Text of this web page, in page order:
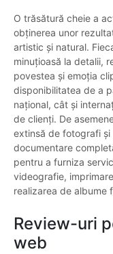
O trăsătură cheie a
obținerea unor
artistic și natural.
minuțioasă la detalii,
povestea și emoția
disponibilitatea de a
național, cât și
de clienți. De
extinsă de fotografi și
documentare
pentru a furniza
videografie,
realizarea de albume
Review-uri
web